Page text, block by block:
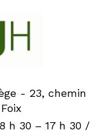
- 23, chemin
h 30 – 17 h 30 /